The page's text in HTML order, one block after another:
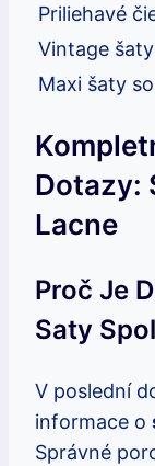
Priliehavé
Vintage
Maxi šaty
Dotazy:
Lacne
Proč Je
Saty
V poslední
informace o
Správné